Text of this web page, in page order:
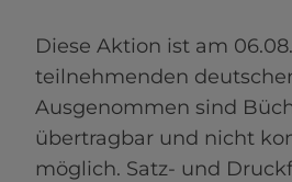
Diese Aktion ist am
teilnehmenden
Ausgenommen sind
übertragbar und nicht
möglich. Satz- und